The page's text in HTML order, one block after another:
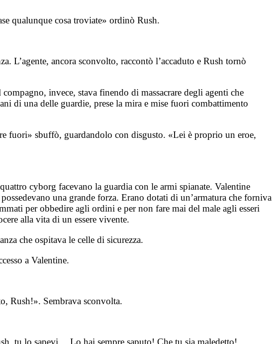
qualunque cosa troviate» ordinò Rush.
L’agente, ancora sconvolto, raccontò l’accaduto e Rush tornò
invece, stava finendo di massacrare degli agenti che
di una delle guardie, prese la mira e mise fuori combattimento
fuori» sbuffò, guardandolo con disgusto. «Lei è proprio un eroe,
cyborg facevano la guardia con le armi spianate. Valentine
una grande forza. Erano dotati di un’armatura che forniva
per obbedire agli ordini e per non fare mai del male agli esseri
alla vita di un essere vivente.
che ospitava le celle di sicurezza.
a Valentine.
Rush!». Sembrava sconvolta.
tu lo sapevi… Lo hai sempre saputo! Che tu sia maledetto!